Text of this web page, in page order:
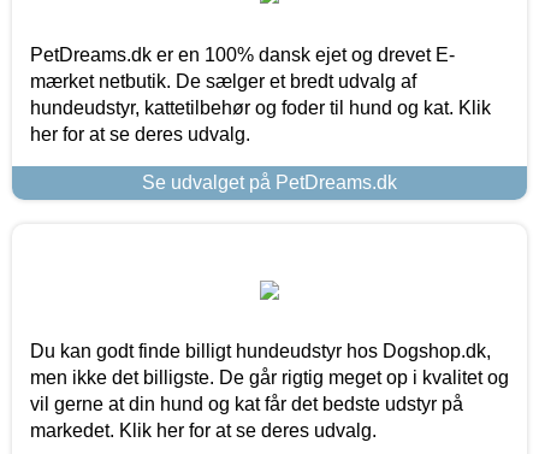
PetDreams.dk er en 100% dansk ejet og drevet E-
mærket netbutik. De sælger et bredt udvalg af
hundeudstyr, kattetilbehør og foder til hund og kat. Klik
her for at se deres udvalg.
Se udvalget på PetDreams.dk
Du kan godt finde billigt hundeudstyr hos Dogshop.dk,
men ikke det billigste. De går rigtig meget op i kvalitet og
vil gerne at din hund og kat får det bedste udstyr på
markedet. Klik her for at se deres udvalg.